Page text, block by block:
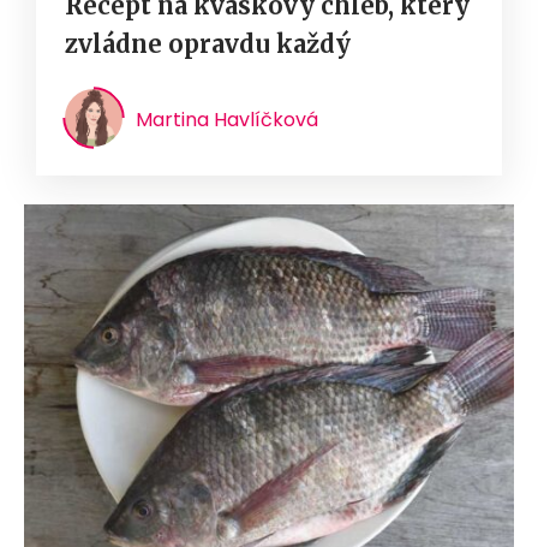
zvládne opravdu každý
Martina Havlíčková